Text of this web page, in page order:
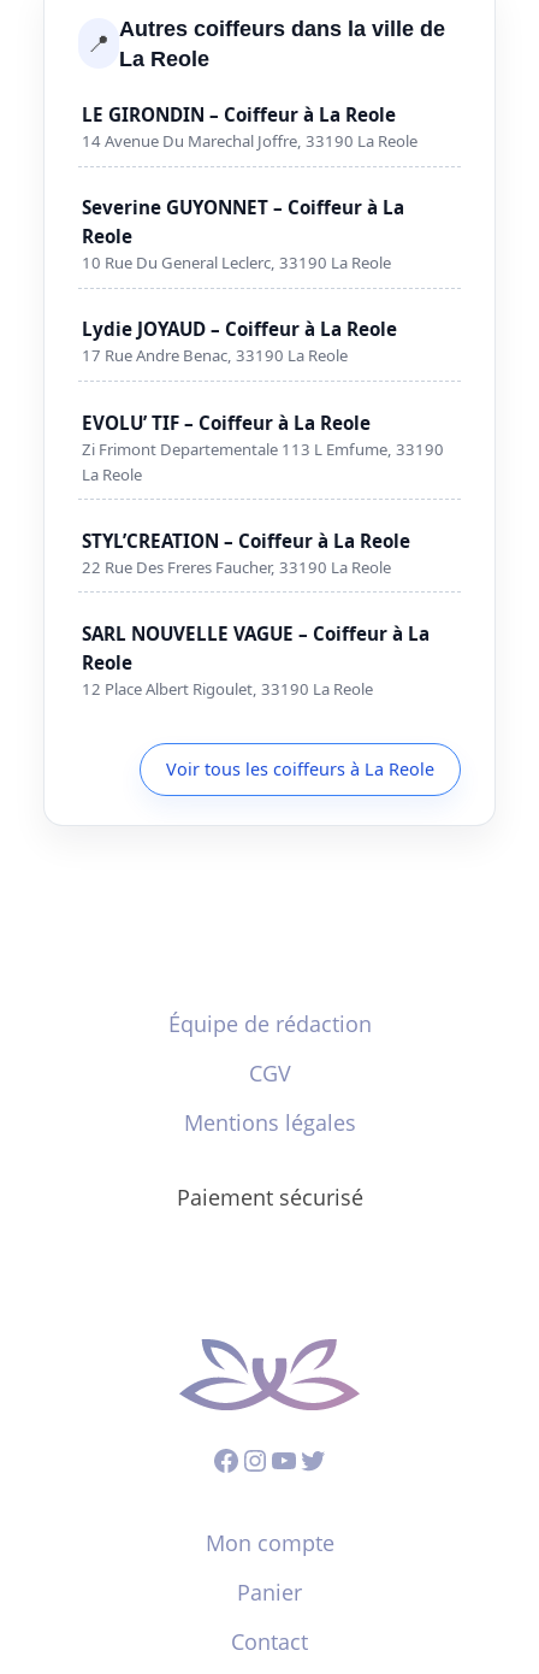
📍 Autres coiffeurs dans la ville de
La Reole
LE GIRONDIN – Coiffeur à La Reole
14 Avenue Du Marechal Joffre, 33190 La Reole
Severine GUYONNET – Coiffeur à La
Reole
10 Rue Du General Leclerc, 33190 La Reole
Lydie JOYAUD – Coiffeur à La Reole
17 Rue Andre Benac, 33190 La Reole
EVOLU’ TIF – Coiffeur à La Reole
Zi Frimont Departementale 113 L Emfume, 33190
La Reole
STYL’CREATION – Coiffeur à La Reole
22 Rue Des Freres Faucher, 33190 La Reole
SARL NOUVELLE VAGUE – Coiffeur à La
Reole
12 Place Albert Rigoulet, 33190 La Reole
Voir tous les coiffeurs à La Reole
Équipe de rédaction
CGV
Mentions légales
Paiement sécurisé
Facebook
Instagram
YouTube
Twitter
Mon compte
Panier
Contact